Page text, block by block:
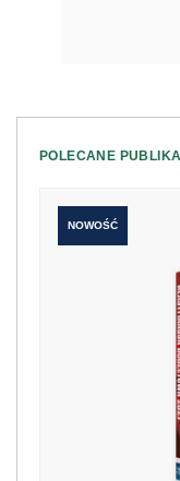
POLECANE
NOWOŚĆ